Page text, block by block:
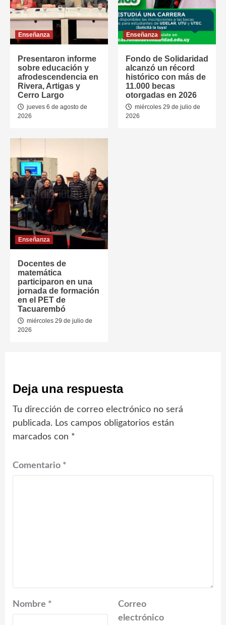
Enseñanza
Presentaron informe
sobre educación y
afrodescendencia en
Rivera, Artigas y
Cerro Largo
jueves 6 de agosto de
2026
Enseñanza
Fondo de Solidaridad
alcanzó un récord
histórico con más de
11.000 becas
otorgadas en 2026
miércoles 29 de julio de
2026
Enseñanza
Docentes de
matemática
participaron en una
jornada de formación
en el PET de
Tacuarembó
miércoles 29 de julio de
2026
Deja una respuesta
Tu dirección de correo electrónico no será
publicada. Los campos obligatorios están
marcados con *
Comentario *
Nombre *
Correo
electrónico